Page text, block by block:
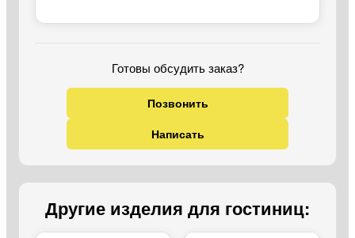
Готовы обсудить заказ?
Позвонить
Написать
Другие изделия для гостиниц: